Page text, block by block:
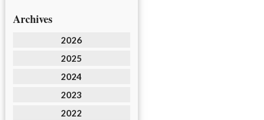
Archives
2026
2025
2024
2023
2022